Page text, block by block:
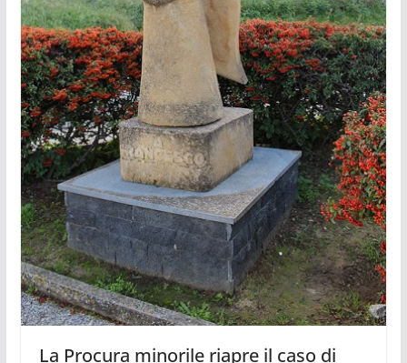
La Procura minorile riapre il caso di